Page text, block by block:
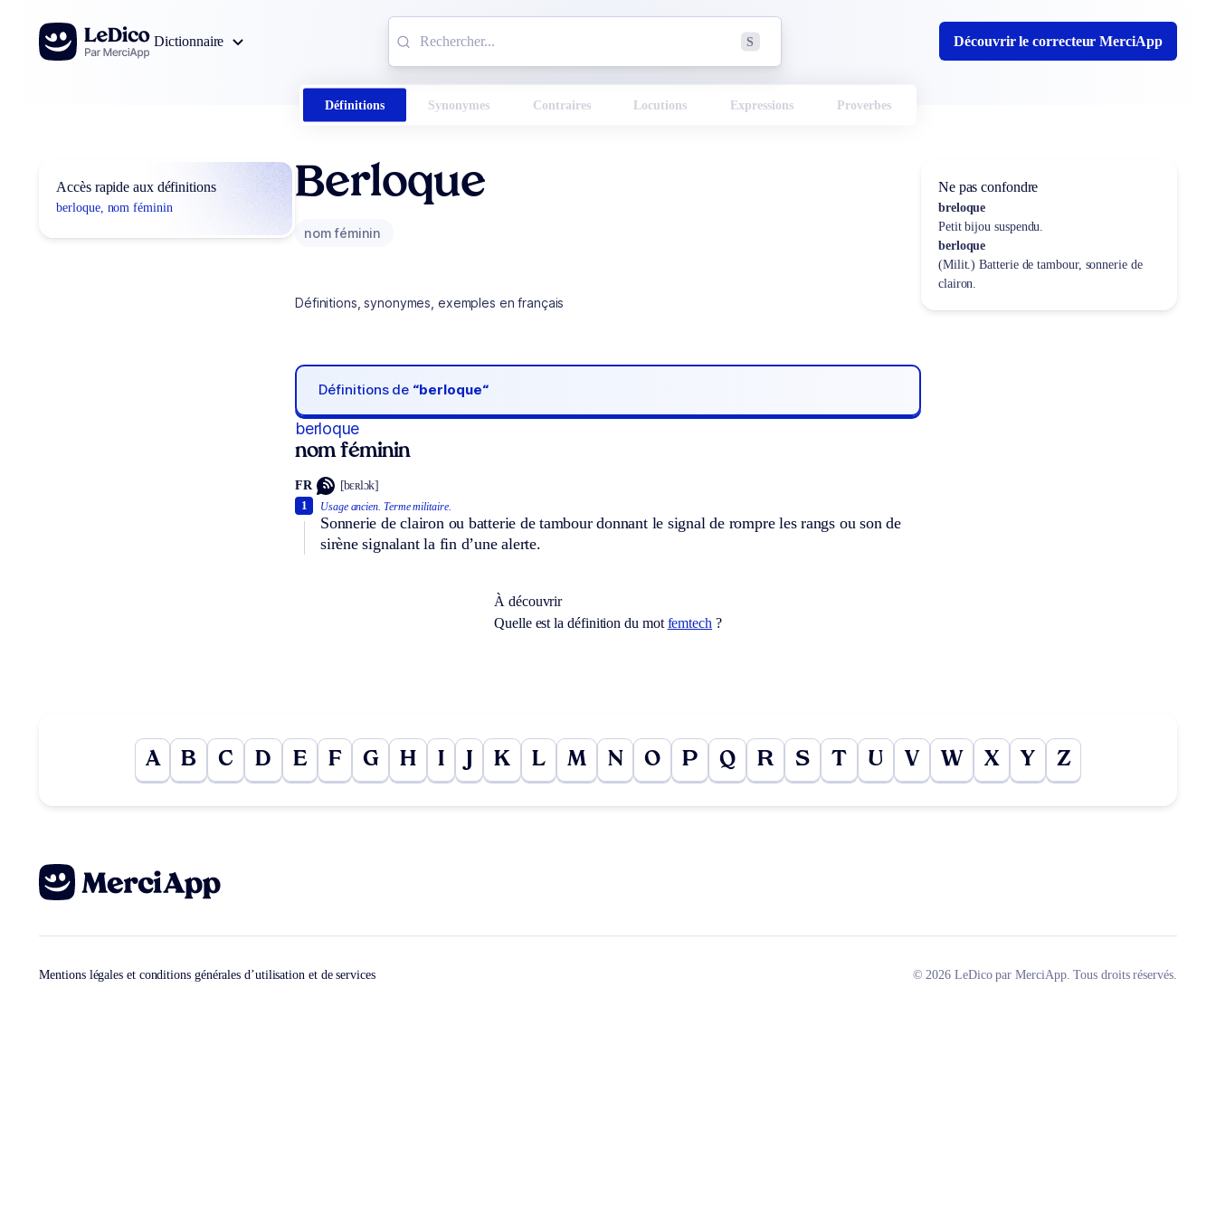
Aller au contenu
Dictionnaire
S Découvrir le correcteur MerciApp
Définitions Synonymes Contraires Locutions Expressions Proverbes
Accès rapide aux définitions
berloque, nom féminin
Berloque
nom féminin
Définitions, synonymes, exemples en français
Définitions de “berloque“
berloque
nom féminin
FR [bɛʀlɔk]
Usage ancien. Terme militaire.
Sonnerie de clairon ou batterie de tambour donnant le signal de rompre les rangs ou son de
sirène signalant la fin d’une alerte.
1
À découvrir
Quelle est la définition du mot femtech ?
Ne pas confondre
breloque
Petit bijou suspendu.
berloque
(Milit.) Batterie de tambour, sonnerie de
clairon.
A B C D E F G H I K L M N O P Q R S T U V W X Y Z
Mentions légales et conditions générales d’utilisation et de services © 2026 LeDico par MerciApp. Tous droits réservés.